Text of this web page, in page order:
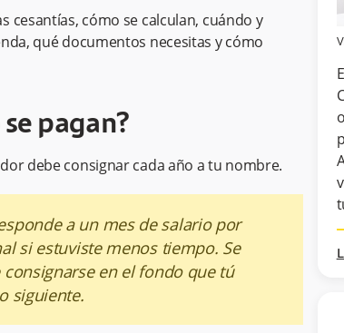
cesantías, cómo se calculan, cuándo y
qué documentos necesitas y cómo
pagan?
debe consignar cada año a tu nombre.
a un mes de salario por
si estuviste menos tiempo. Se
en el fondo que tú
siguiente.